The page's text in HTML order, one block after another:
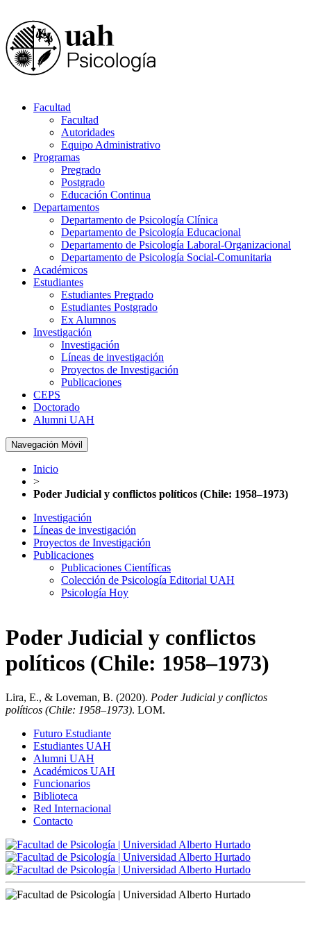
Facultad
Facultad
Autoridades
Equipo Administrativo
Programas
Pregrado
Postgrado
Educación Continua
Departamentos
Departamento de Psicología Clínica
Departamento de Psicología Educacional
Departamento de Psicología Laboral-Organizacional
Departamento de Psicología Social-Comunitaria
Académicos
Estudiantes
Estudiantes Pregrado
Estudiantes Postgrado
Ex Alumnos
Investigación
Investigación
Líneas de investigación
Proyectos de Investigación
Publicaciones
CEPS
Doctorado
Alumni UAH
Navegación Móvil
Inicio
>
Poder Judicial y conflictos políticos (Chile: 1958–1973)
Investigación
Líneas de investigación
Proyectos de Investigación
Publicaciones
Publicaciones Científicas
Colección de Psicología Editorial UAH
Psicología Hoy
Poder Judicial y conflictos
políticos (Chile: 1958–1973)
Lira, E., & Loveman, B. (2020). Poder Judicial y conflictos
políticos (Chile: 1958–1973). LOM.
Futuro Estudiante
Estudiantes UAH
Alumni UAH
Académicos UAH
Funcionarios
Biblioteca
Red Internacional
Contacto